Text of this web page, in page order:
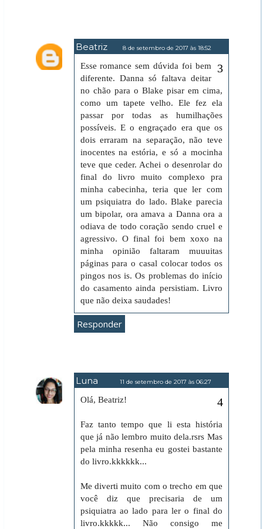
Beatriz 8 de setembro de 2017 às 18:52
Esse romance sem dúvida foi bem
diferente. Danna só faltava deitar
no chão para o Blake pisar em cima,
como um tapete velho. Ele fez ela
passar por todas as humilhações
possíveis. E o engraçado era que os
dois erraram na separação, não teve
inocentes na estória, e só a mocinha
teve que ceder. Achei o desenrolar do
final do livro muito complexo pra
minha cabecinha, teria que ler com
um psiquiatra do lado. Blake parecia
um bipolar, ora amava a Danna ora a
odiava de todo coração sendo cruel e
agressivo. O final foi bem xoxo na
minha opinião faltaram muuuitas
páginas para o casal colocar todos os
pingos nos is. Os problemas do início
do casamento ainda persistiam. Livro
que não deixa saudades!
Responder
Luna 11 de setembro de 2017 às 06:27
Olá, Beatriz!
Faz tanto tempo que li esta história
que já não lembro muito dela.rsrs Mas
pela minha resenha eu gostei bastante
do livro.kkkkkk...
Me diverti muito com o trecho em que
você diz que precisaria de um
psiquiatra ao lado para ler o final do
livro.kkkkk... Não consigo me